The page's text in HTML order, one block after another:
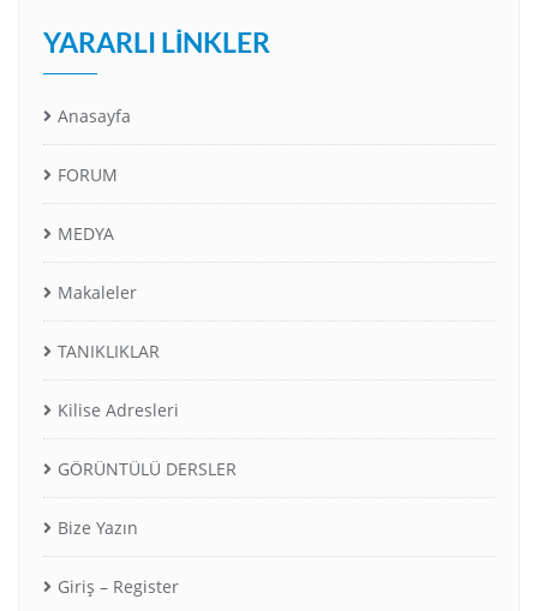
YARARLI LINKLER
Anasayfa
FORUM
MEDYA
Makaleler
TANIKLIKLAR
Kilise Adresleri
GÖRÜNTÜLÜ DERSLER
Bize Yazın
Giriş – Register